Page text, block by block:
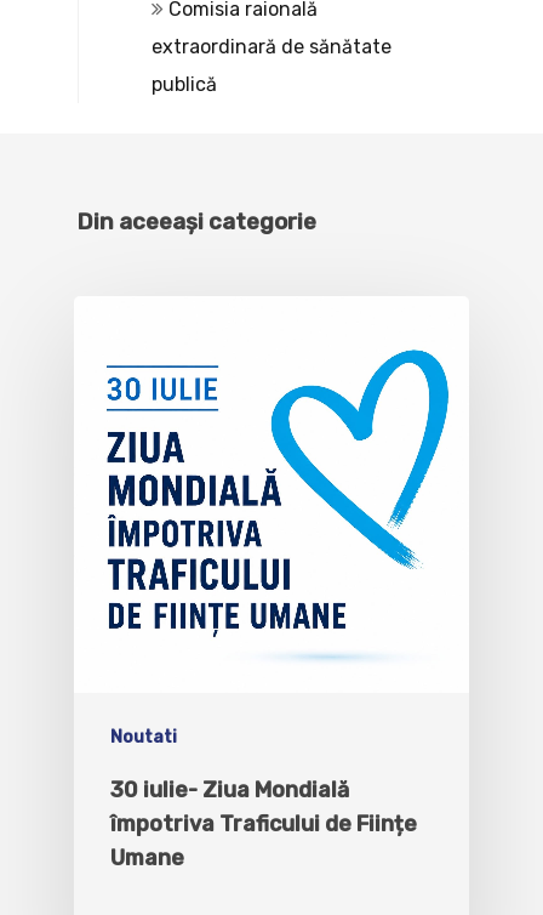
Comisia raională
extraordinară de sănătate
publică
Din aceeași categorie
Noutati
30 iulie- Ziua Mondială
împotriva Traficului de Ființe
Umane